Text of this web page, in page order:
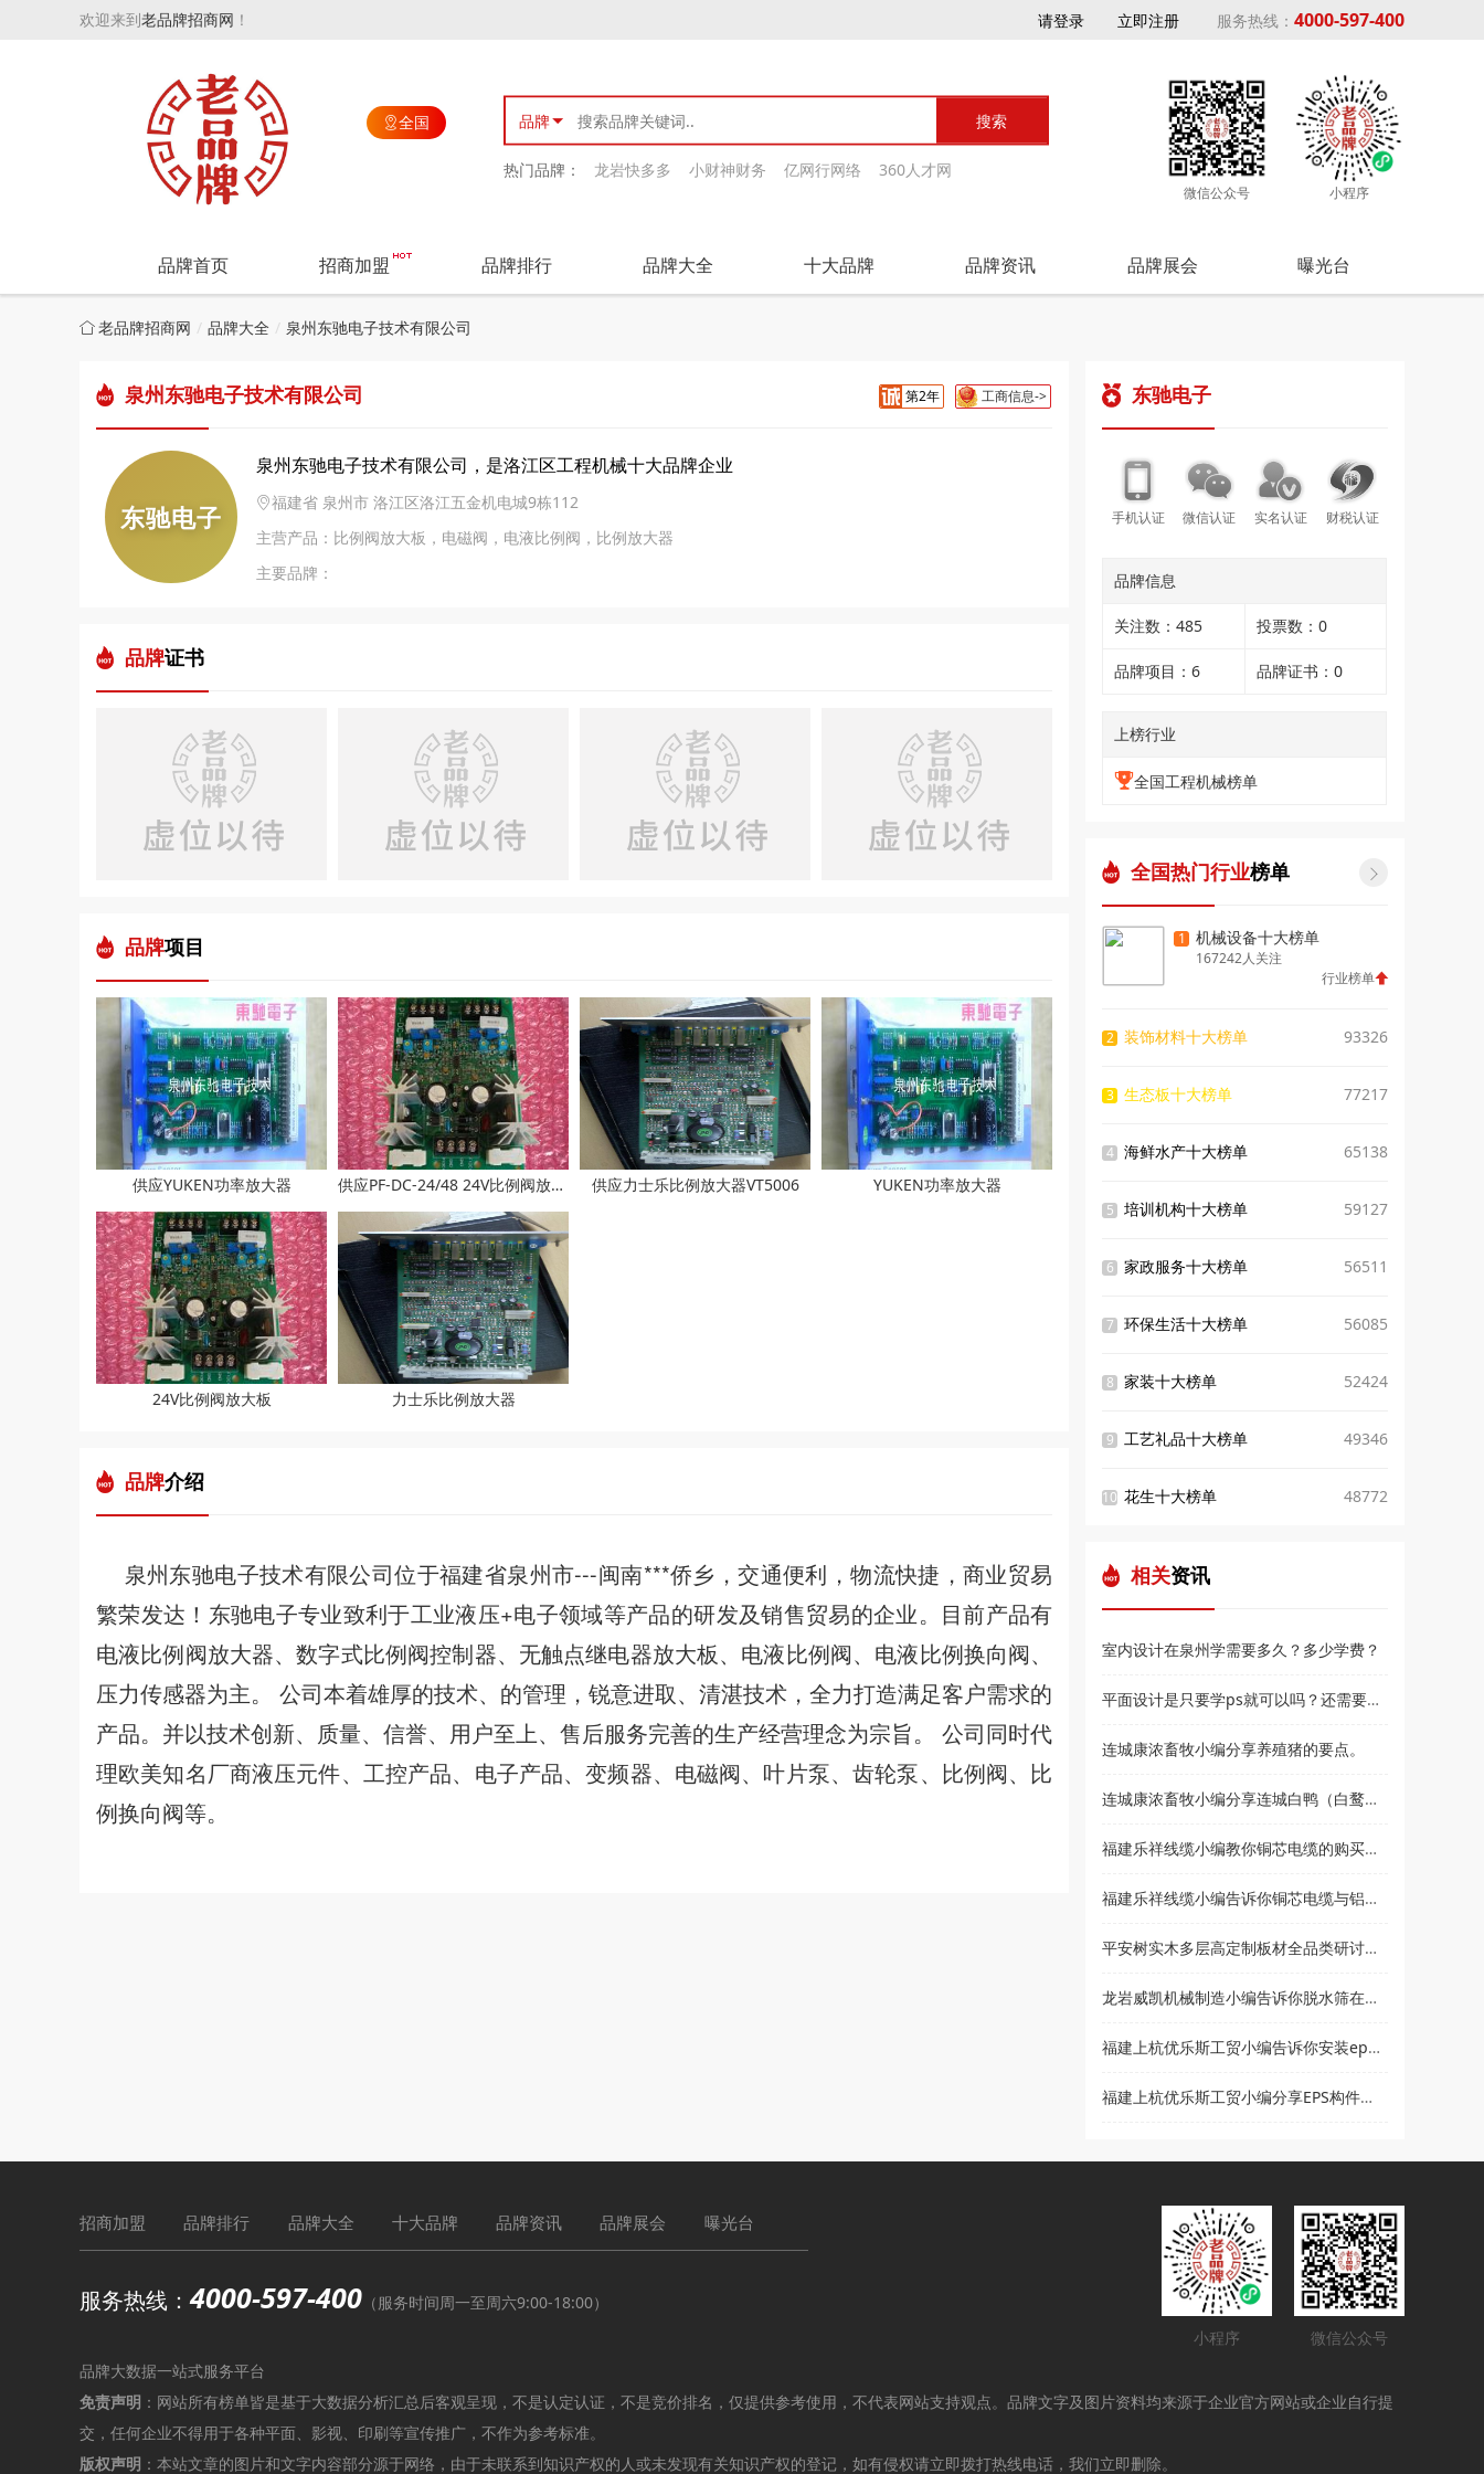
欢迎来到老品牌招商网 ！ 请登录 立即注册 服务热线： 4000-597-400
全国 品牌
热门品牌： 龙岩快多多 小财神财务 亿网行网络 360人才网
微信公众号 小程序
品牌首页 招商加盟 品牌排行 品牌大全 十大品牌 品牌资讯 品牌展会 曝光台
老品牌招商网 品牌大全 泉州东驰电子技术有限公司
第2年 工商信息->
泉州东驰电子技术有限公司
东驰电子
泉州东驰电子技术有限公司，是洛江区工程机械十大品牌企业
福建省 泉州市 洛江区洛江五金机电城9栋112
主营产品：比例阀放大板，电磁阀，电液比例阀，比例放大器
主要品牌：
品牌证书
品牌项目
供应YUKEN功率放大器 供应PF-DC-24/48 24V比例阀放大板 供应力士乐比例放大器VT5006 YUKEN功率放大器
24V比例阀放大板 力士乐比例放大器
品牌介绍
泉州东驰电子技术有限公司位于福建省泉州市---闽南***侨乡，交通便利，物流快捷，商业贸易
繁荣发达！东驰电子专业致利于工业液压+电子领域等产品的研发及销售贸易的企业。目前产品有
电液比例阀放大器、数字式比例阀控制器、无触点继电器放大板、电液比例阀、电液比例换向阀、
压力传感器为主。 公司本着雄厚的技术、的管理，锐意进取、清湛技术，全力打造满足客户需求的
产品。并以技术创新、质量、信誉、用户至上、售后服务完善的生产经营理念为宗旨。 公司同时代
理欧美知名厂商液压元件、工控产品、电子产品、变频器、电磁阀、叶片泵、齿轮泵、比例阀、比
例换向阀等。
东驰电子
手机认证 微信认证 实名认证 财税认证
品牌信息
关注数：485 投票数：0
品牌项目：6 品牌证书：0
上榜行业
全国工程机械榜单
全国热门行业榜单 
1 机械设备十大榜单
167242人关注
行业榜单
2 装饰材料十大榜单 93326
3 生态板十大榜单 77217
4 海鲜水产十大榜单 65138
5 培训机构十大榜单 59127
6 家政服务十大榜单 56511
7 环保生活十大榜单 56085
8 家装十大榜单 52424
9 工艺礼品十大榜单 49346
10 花生十大榜单 48772
相关资讯
室内设计在泉州学需要多久？多少学费？
平面设计是只要学ps就可以吗？还需要学什么？和高新教育小编来了解
连城康浓畜牧小编分享养殖猪的要点。
连城康浓畜牧小编分享连城白鸭（白鹜鸭）简介
福建乐祥线缆小编教你铜芯电缆的购买技巧？
福建乐祥线缆小编告诉你铜芯电缆与铝芯电缆各有什么优点
平安树实木多层高定制板材全品类研讨会暨2021***经销商大会即将盛大召开
龙岩威凯机械制造小编告诉你脱水筛在使用时要注意哪些事项
福建上杭优乐斯工贸小编告诉你安装eps线条的注意事项
福建上杭优乐斯工贸小编分享EPS构件的应用领域
招商加盟 品牌排行 品牌大全 十大品牌 品牌资讯 品牌展会 曝光台
服务热线：4000-597-400 （服务时间周一至周六9:00-18:00）
小程序
微信公众号
品牌大数据一站式服务平台
免责声明 ：网站所有榜单皆是基于大数据分析汇总后客观呈现，不是认定认证，不是竞价排名，仅提供参考使用，不代表网站支持观点。品牌文字及图片资料均来源于企业官方网站或企业自行提
交，任何企业不得用于各种平面、影视、印刷等宣传推广，不作为参考标准。
版权声明 ：本站文章的图片和文字内容部分源于网络，由于未联系到知识产权的人或未发现有关知识产权的登记，如有侵权请立即拨打热线电话，我们立即删除。